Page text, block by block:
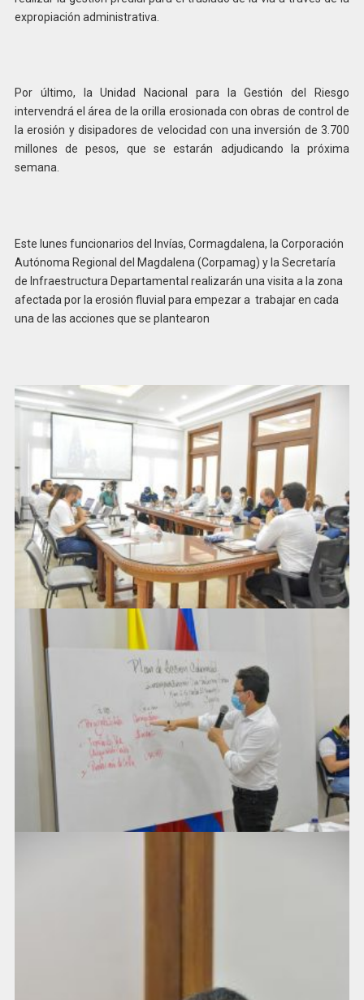
expropiación administrativa.
Por último, la Unidad Nacional para la Gestión del Riesgo
intervendrá el área de la orilla erosionada con obras de control de
la erosión y disipadores de velocidad con una inversión de 3.700
millones de pesos, que se estarán adjudicando la próxima
semana.
Este lunes funcionarios del Invías, Cormagdalena, la Corporación
Autónoma Regional del Magdalena (Corpamag) y la Secretaría
de Infraestructura Departamental realizarán una visita a la zona
afectada por la erosión fluvial para empezar a trabajar en cada
una de las acciones que se plantearon